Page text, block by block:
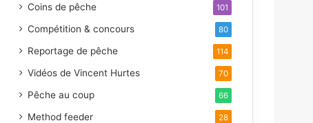
Coins de pêche 101
Compétition & concours 80
Reportage de pêche 114
Vidéos de Vincent Hurtes 70
Pêche au coup 66
Method feeder 28